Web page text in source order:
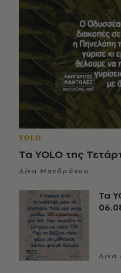
YOLO
Τα YOLO της
Λίνα Μανδράκου
Τα